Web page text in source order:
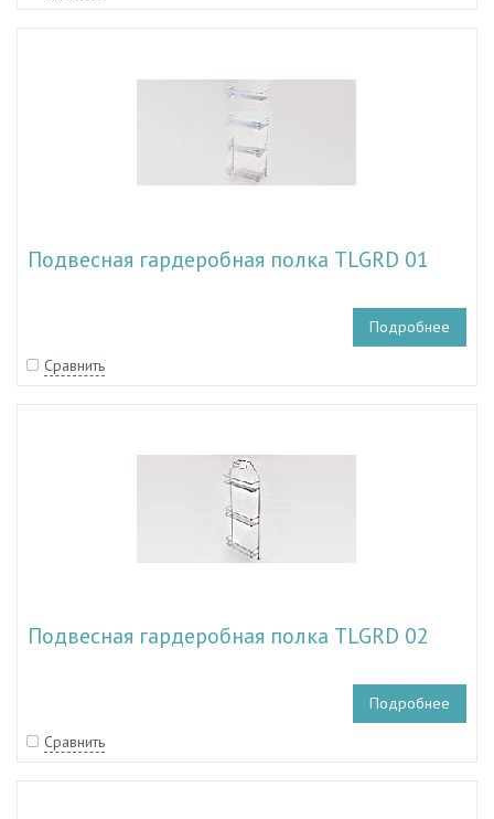
Подвесная гардеробная полка TLGRD 01
Подробнее
Сравнить
Подвесная гардеробная полка TLGRD 02
Подробнее
Сравнить